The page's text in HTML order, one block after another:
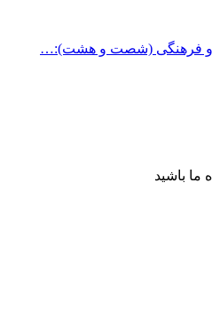
و فرهنگی (شصت و هشت):…
باشید